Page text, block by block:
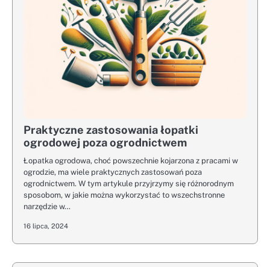
Praktyczne zastosowania łopatki
ogrodowej poza ogrodnictwem
Łopatka ogrodowa, choć powszechnie kojarzona z pracami w
ogrodzie, ma wiele praktycznych zastosowań poza
ogrodnictwem. W tym artykule przyjrzymy się różnorodnym
sposobom, w jakie można wykorzystać to wszechstronne
narzędzie w…
16 lipca, 2024